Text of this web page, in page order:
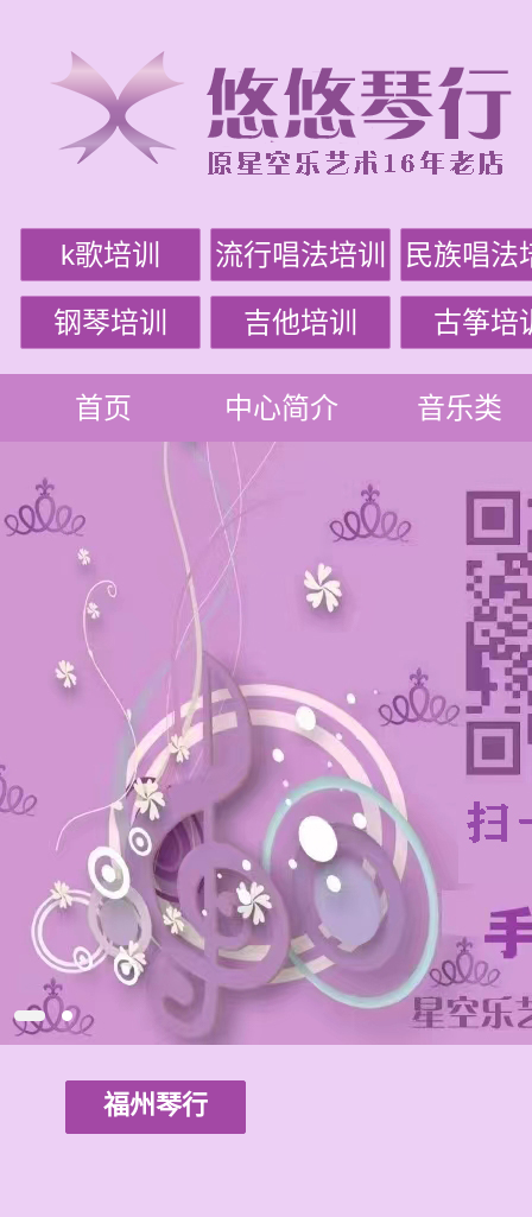
k歌培训 流行唱法培训 民族唱法
钢琴培训 吉他培训 古筝培
首页 中心简介 音乐类
福州琴行